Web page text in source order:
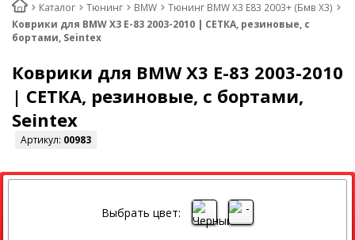
Каталог Тюнинг BMW
Тюнинг BMW X3 E83 2003+ (Бмв Х3)
Коврики для BMW X3 E-83 2003-2010 | СЕТКА, резиновые, с
бортами, Seintex
Коврики для BMW X3 E-83 2003-2010
| СЕТКА, резиновые, с бортами,
Seintex
Артикул: 00983
СКИДКА
Выбрать цвет: